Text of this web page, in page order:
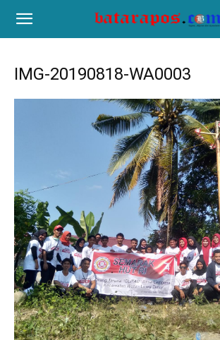
IMG-20190818-WA0003